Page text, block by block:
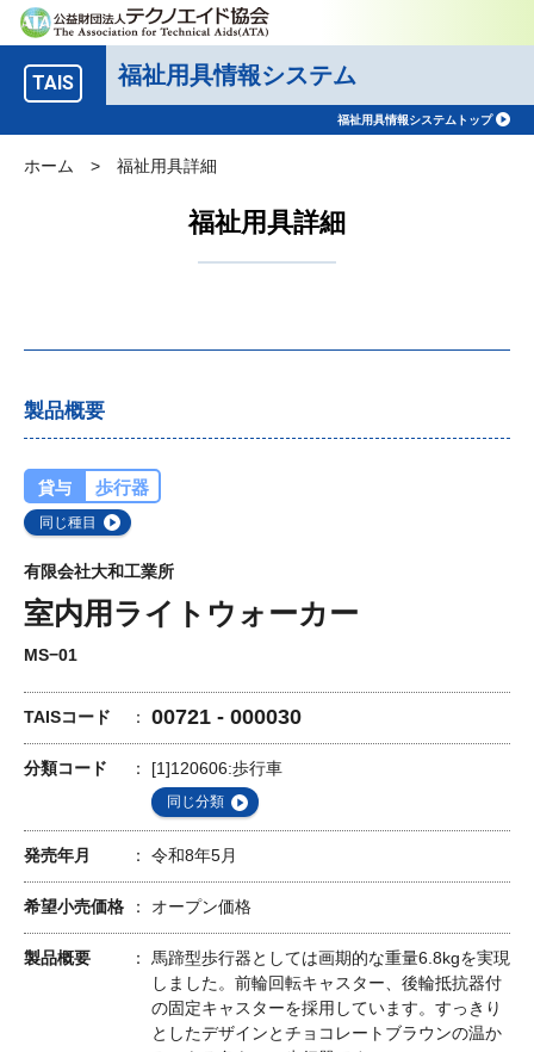
TAIS 福祉用具情報システム
福祉用具情報システムトップ
ホーム > 福祉用具詳細
福祉用具詳細
製品概要
貸与 歩行器
同じ種目
有限会社大和工業所
室内用ライトウォーカー
MS−01
TAISコード 00721 - 000030
分類コード [1]120606:歩行車
同じ分類
発売年月 令和8年5月
希望小売価格 オープン価格
製品概要
馬蹄型歩行器としては画期的な重量6.8kgを実現
しました。前輪回転キャスター、後輪抵抗器付
の固定キャスターを採用しています。すっきり
としたデザインとチョコレートブラウンの温か